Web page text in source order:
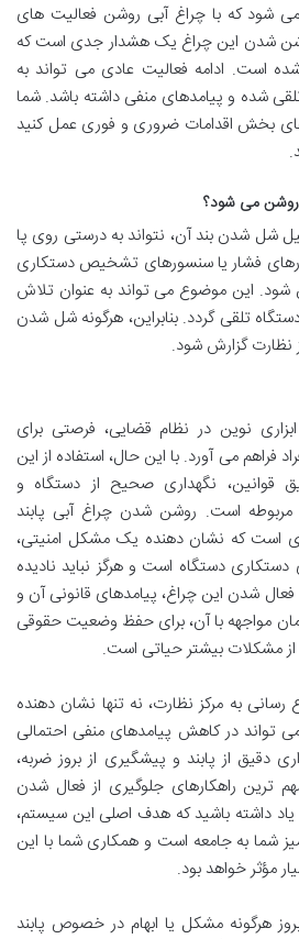
شود که با چراغ آبی روشن فعالیت های
شدن این چراغ یک هشدار جدی است که
است. ادامه فعالیت عادی می تواند به
شده و پیامدهای منفی داشته باشد. شما
های بخش اقدامات ضروری و فوری عمل کنید
روشن می شود؟
شل شدن بند آن، نتواند به درستی روی پا
فشار یا سنسورهای تشخیص دستکاری
این موضوع می تواند به عنوان تلاش
تلقی گردد. بنابراین، هرگونه شل شدن
نظارت گزارش شود.
ابزاری نوین در نظام قضایی، فرصتی برای
فراهم می آورد. با این حال، استفاده از این
قوانین، نگهداری صحیح از دستگاه و
مربوطه است. روشن شدن چراغ آبی پابند
است که نشان دهنده یک مشکل امنیتی،
دستگاه است و هرگز نباید نادیده
شدن این چراغ، پیامدهای قانونی آن و
مواجهه با آن، برای حفظ وضعیت حقوقی
مشکلات بیشتر حیاتی است.
به مرکز نظارت، نه تنها نشان دهنده
در کاهش پیامدهای منفی احتمالی
دقیق از پابند و پیشگیری از بروز ضربه،
ترین راهکارهای جلوگیری از فعال شدن
داشته باشید که هدف اصلی این سیستم،
شما به جامعه است و همکاری شما با این
مؤثر خواهد بود.
هرگونه مشکل یا ابهام در خصوص پابند